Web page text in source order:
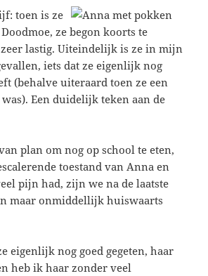
toen is ze
ze begon koorts te
lastig. Uiteindelijk is ze in mijn
iets dat ze eigenlijk nog
(behalve uiteraard toen ze een
Een duidelijk teken aan de
plan om nog op school te eten,
toestand van Anna en
pijn had, zijn we na de laatste
maar onmiddellijk huiswaarts
eigenlijk nog goed gegeten, haar
heb ik haar zonder veel